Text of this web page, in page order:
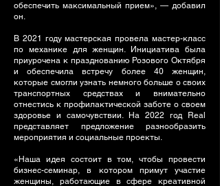
обеспечить максимальный прием», — добавил
он.
В 2021 году мастерская провела мастер-класс
по механике для женщин. Инициатива была
приурочена к празднованию Розового Октября
и обеспечила встречу более 40 женщин,
которые смогли узнать немного больше о своих
транспортных средствах и внимательно
отнестись к профилактической заботе о своем
здоровье и самочувствии. На 2022 год Real
представляет предложение разнообразить
мероприятия и социальные проекты.
«Наша идея состоит в том, чтобы провести
бизнес-семинар, в котором примут участие
женщины, работающие в сфере креативной